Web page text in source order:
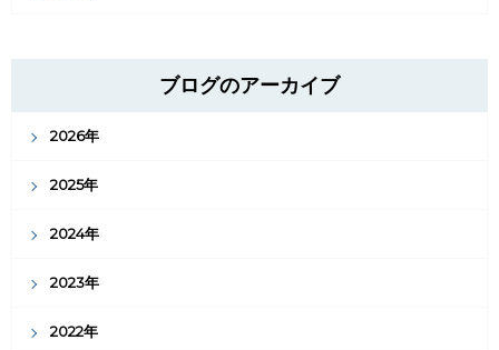
ブログのアーカイブ
2026年
2025年
2024年
2023年
2022年